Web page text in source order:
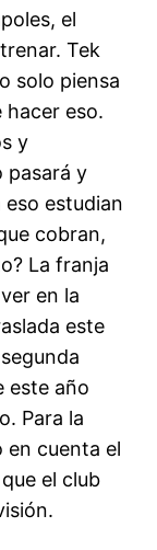
el
Tek
solo piensa
eso.
y
pasará y
estudian
cobran,
La franja
en la
este
este año
Para la
en cuenta el
el club